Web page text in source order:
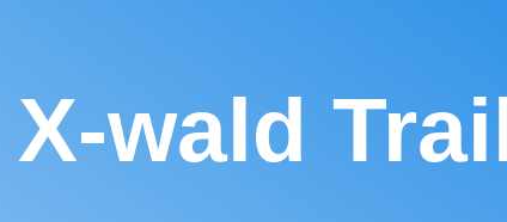
X-wald